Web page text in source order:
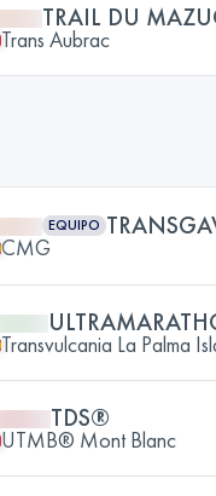
TRAIL DU
Trans Aubrac
EQUIPO
CMG
Transvulcania La Palma
TDS®
UTMB® Mont Blanc